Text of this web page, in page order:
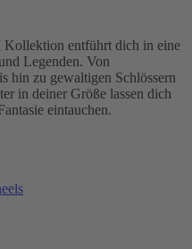
entführt dich in eine
Legenden. Von
hin zu gewaltigen Schlössern
in deiner Größe lassen dich
eintauchen.